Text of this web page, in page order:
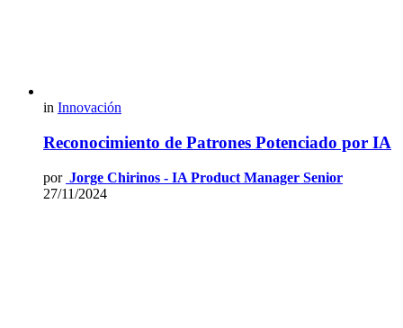
in Innovación
Reconocimiento de Patrones Potenciado por IA
por Jorge Chirinos - IA Product Manager Senior
27/11/2024